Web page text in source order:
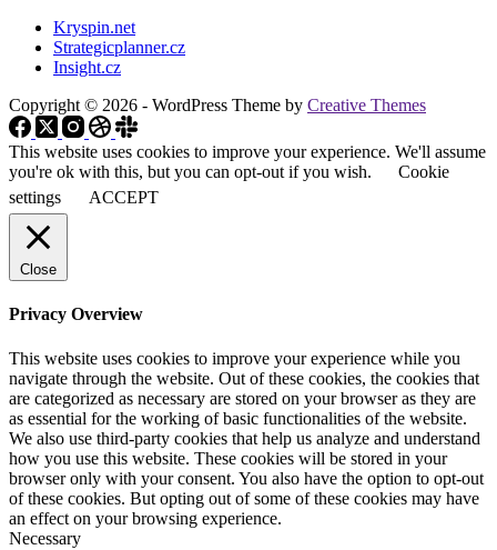
Kryspin.net
Strategicplanner.cz
Insight.cz
Copyright © 2026 - WordPress Theme by Creative Themes
This website uses cookies to improve your experience. We'll assume
you're ok with this, but you can opt-out if you wish.
Cookie
settings
ACCEPT
Close
Privacy Overview
This website uses cookies to improve your experience while you
navigate through the website. Out of these cookies, the cookies that
are categorized as necessary are stored on your browser as they are
as essential for the working of basic functionalities of the website.
We also use third-party cookies that help us analyze and understand
how you use this website. These cookies will be stored in your
browser only with your consent. You also have the option to opt-out
of these cookies. But opting out of some of these cookies may have
an effect on your browsing experience.
Necessary